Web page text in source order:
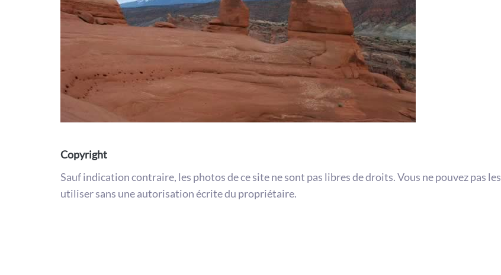
Copyright
Sauf indication contraire, les photos de ce site ne sont pas libres de droits. Vous ne pouvez pas les
utiliser sans une autorisation écrite du propriétaire.